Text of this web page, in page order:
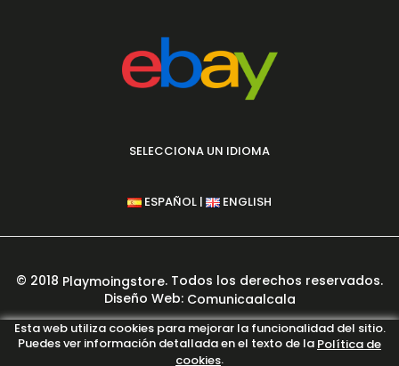
SELECCIONA UN IDIOMA
ESPAÑOL | ENGLISH
Esta web utiliza cookies para mejorar la funcionalidad del sitio.
Puedes ver información detallada en el texto de la Política de
cookies.
© 2018 Playmoingstore. Todos los derechos reservados.
Diseño Web: Comunicaalcala
PAGO 100% SEGURO GARANTIZADO